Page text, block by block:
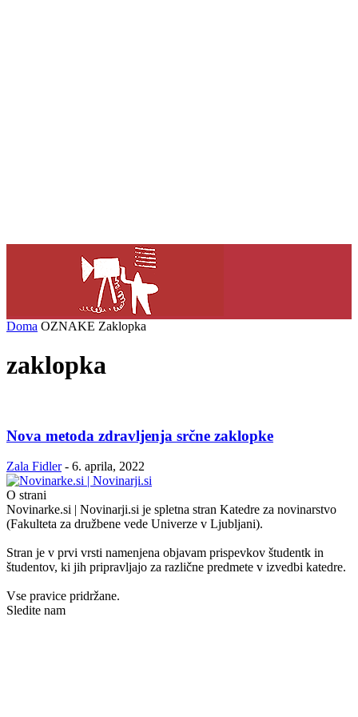
Doma OZNAKE Zaklopka
zaklopka
Nova metoda zdravljenja srčne zaklopke
Zala Fidler - 6. aprila, 2022
O strani
Novinarke.si | Novinarji.si je spletna stran Katedre za novinarstvo
(Fakulteta za družbene vede Univerze v Ljubljani).
Stran je v prvi vrsti namenjena objavam prispevkov študentk in
študentov, ki jih pripravljajo za različne predmete v izvedbi katedre.
Vse pravice pridržane.
Sledite nam